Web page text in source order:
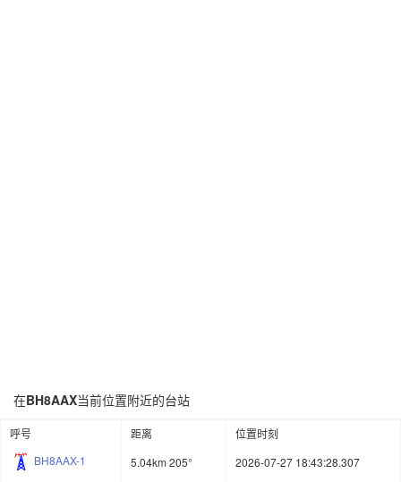
在BH8AAX当前位置附近的台站
呼号 距离
位置时刻
BH8AAX-1
5.04km 205°
2026-07-27 18:43:28.307